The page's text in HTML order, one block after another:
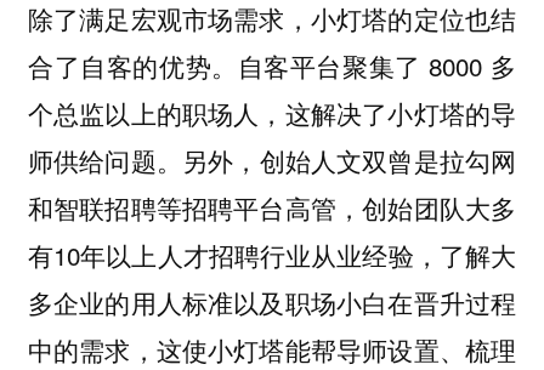
除了满足宏观市场需求，小灯塔的定位也结
合了自客的优势。
自客平台聚集了 8000 多
个总监以上的职场人，这解决了小灯塔的导
师供给问题。另外， 创始人文双曾是拉勾网
和智联招聘等招聘平台高管，创始团队大多
有10年以上人才招聘行业从业经验， 了解大
多企业的用人标准以及职场小白在晋升过程
中的需求，这使小灯塔能帮导师设置、梳理